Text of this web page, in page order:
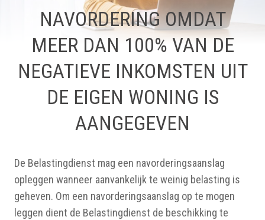
NAVORDERING OMDAT
MEER DAN 100% VAN DE
NEGATIEVE INKOMSTEN UIT
DE EIGEN WONING IS
AANGEGEVEN
De Belastingdienst mag een navorderingsaanslag
opleggen wanneer aanvankelijk te weinig belasting is
geheven. Om een navorderingsaanslag op te mogen
leggen dient de Belastingdienst de beschikking te